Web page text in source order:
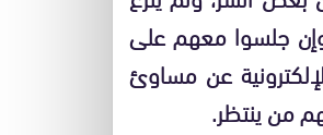
جلسوا معهم على
عن مساوئ
من ينتظر.